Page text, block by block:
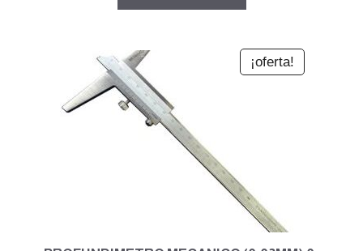
¡oferta!